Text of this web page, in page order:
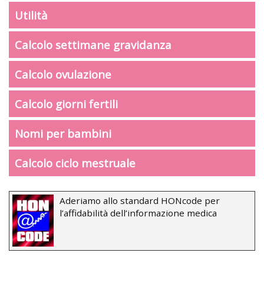
Utilità
Calcolo settimane gravidanza
Calcolo ovulazione
Calcolo giorni fertili
Nomi per bambini
Calcolo ciclo mestruale
Aderiamo allo standard HONcode per
l’affidabilità dell’informazione medica